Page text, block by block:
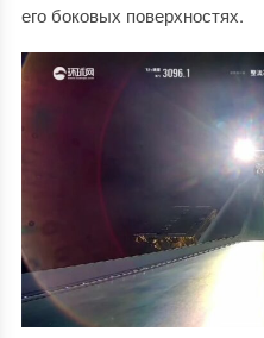
его боковых поверхностях.